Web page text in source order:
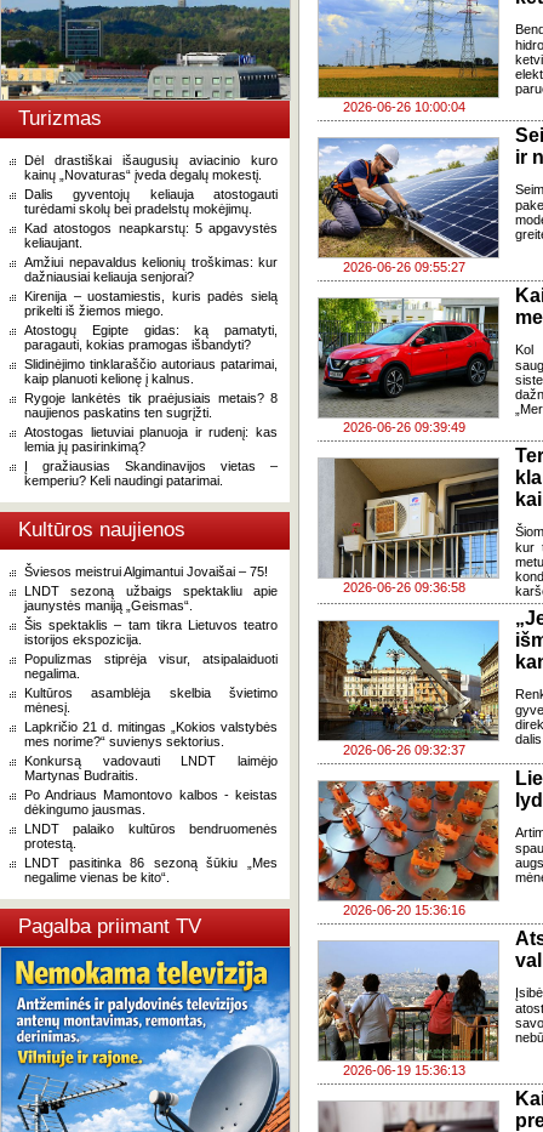
Turizmas
Dėl drastiškai išaugusių aviacinio kuro
kainų „Novaturas“ įveda degalų mokestį.
Dalis gyventojų keliauja atostogauti
turėdami skolų bei pradelstų mokėjimų.
Kad atostogos neapkarstų: 5 apgavystės
keliaujant.
Amžiui nepavaldus kelionių troškimas: kur
dažniausiai keliauja senjorai?
Kirenija – uostamiestis, kuris padės sielą
prikelti iš žiemos miego.
Atostogų Egipte gidas: ką pamatyti,
paragauti, kokias pramogas išbandyti?
Slidinėjimo tinklaraščio autoriaus patarimai,
kaip planuoti kelionę į kalnus.
Rygoje lankėtės tik praėjusiais metais? 8
naujienos paskatins ten sugrįžti.
Atostogas lietuviai planuoja ir rudenį: kas
lemia jų pasirinkimą?
Į gražiausias Skandinavijos vietas –
kemperiu? Keli naudingi patarimai.
Kultūros naujienos
Šviesos meistrui Algimantui Jovaišai – 75!
LNDT sezoną užbaigs spektakliu apie
jaunystės maniją „Geismas“.
Šis spektaklis – tam tikra Lietuvos teatro
istorijos ekspozicija.
Populizmas stiprėja visur, atsipalaiduoti
negalima.
Kultūros asamblėja skelbia švietimo
mėnesį.
Lapkričio 21 d. mitingas „Kokios valstybės
mes norime?“ suvienys sektorius.
Konkursą vadovauti LNDT laimėjo
Martynas Budraitis.
Po Andriaus Mamontovo kalbos - keistas
dėkingumo jausmas.
LNDT palaiko kultūros bendruomenės
protestą.
LNDT pasitinka 86 sezoną šūkiu „Mes
negalime vienas be kito“.
Pagalba priimant TV
2026-06-26 10:00:04
2026-06-26 09:55:27
ir
2026-06-26 09:39:49
Kol
2026-06-26 09:36:58
kur
2026-06-26 09:32:37
2026-06-20 15:36:16
2026-06-19 15:36:13